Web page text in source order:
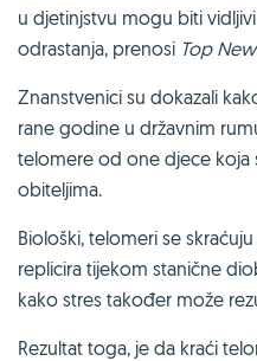
u djetinjstvu mogu biti
odrastanja, prenosi Top
Znanstvenici su dokazali
rane godine u državnim
telomere od one djece koja
obiteljima.
Biološki, telomeri se
replicira tijekom stanične
kako stres također može
Rezultat toga, je da kraći